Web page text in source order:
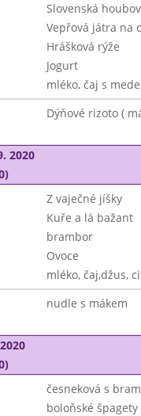
Slovenská
Vepřová játra na
Hrášková rýže
Jogurt
mléko, čaj s
Dýňové rizoto (
2020
Z vaječné jíšky
Kuře a lá bažant
brambor
Ovoce
mléko, čaj,džus,
nudle s mákem
česneková s
boloňské